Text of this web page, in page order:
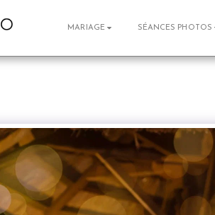
MARIAGE SÉANCES PHOTOS